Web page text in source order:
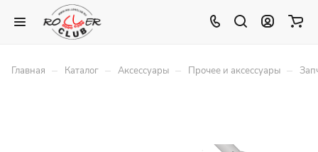
Главная – Каталог – Аксессуары – Прочее и аксессуары –